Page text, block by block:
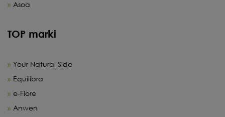
Asoa
TOP marki
Your Natural Side
Equilibra
e-Fiore
Anwen